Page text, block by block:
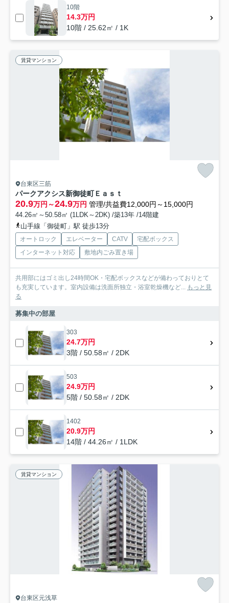
10階
14.3万円
10階 / 25.62㎡ / 1K
賃貸マンション
台東区三筋
パークアクシス新御徒町Ｅａｓｔ
20.9万円～24.9万円 管理/共益費12,000円～15,000円
44.26㎡～50.58㎡ (1LDK～2DK) /築13年 /14階建
山手線「御徒町」駅 徒歩13分
オートロック エレベーター CATV
宅配ボックス
インターネット対応
敷地内ごみ置き場
共用部にはゴミ出し24時間OK・宅配ボックスなどが備わっておりとて
も充実しています。室内設備は洗面所独立・浴室乾燥機など... もっと見
る
募集中の部屋
303
24.7万円
3階 / 50.58㎡ / 2DK
503
24.9万円
5階 / 50.58㎡ / 2DK
1402
20.9万円
14階 / 44.26㎡ / 1LDK
賃貸マンション
台東区元浅草